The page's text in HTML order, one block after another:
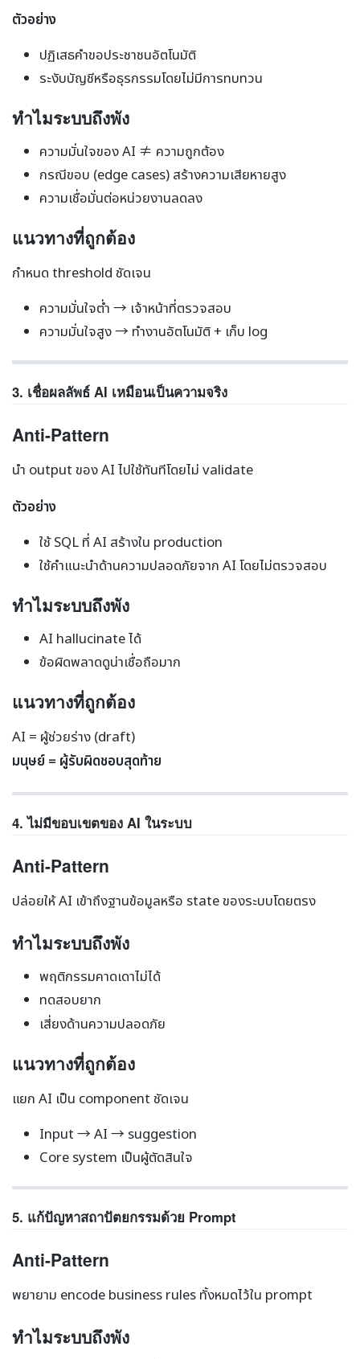
ตัวอย่าง
ปฏิเสธคำขอประชาชนอัตโนมัติ
ระงับบัญชีหรือธุรกรรมโดยไม่มีการทบทวน
ทำไมระบบถึงพัง
ความมั่นใจของ AI ≠ ความถูกต้อง
กรณีขอบ (edge cases) สร้างความเสียหายสูง
ความเชื่อมั่นต่อหน่วยงานลดลง
แนวทางที่ถูกต้อง
กำหนด threshold ชัดเจน
ความมั่นใจต่ำ → เจ้าหน้าที่ตรวจสอบ
ความมั่นใจสูง → ทำงานอัตโนมัติ + เก็บ log
3. เชื่อผลลัพธ์ AI เหมือนเป็นความจริง
Anti-Pattern
นำ output ของ AI ไปใช้ทันทีโดยไม่ validate
ตัวอย่าง
ใช้ SQL ที่ AI สร้างใน production
ใช้คำแนะนำด้านความปลอดภัยจาก AI โดยไม่ตรวจสอบ
ทำไมระบบถึงพัง
AI hallucinate ได้
ข้อผิดพลาดดูน่าเชื่อถือมาก
แนวทางที่ถูกต้อง
AI = ผู้ช่วยร่าง (draft)
มนุษย์ = ผู้รับผิดชอบสุดท้าย
4. ไม่มีขอบเขตของ AI ในระบบ
Anti-Pattern
ปล่อยให้ AI เข้าถึงฐานข้อมูลหรือ state ของระบบโดยตรง
ทำไมระบบถึงพัง
พฤติกรรมคาดเดาไม่ได้
ทดสอบยาก
เสี่ยงด้านความปลอดภัย
แนวทางที่ถูกต้อง
แยก AI เป็น component ชัดเจน
Input → AI → suggestion
Core system เป็นผู้ตัดสินใจ
5. แก้ปัญหาสถาปัตยกรรมด้วย Prompt
Anti-Pattern
พยายาม encode business rules ทั้งหมดไว้ใน prompt
ทำไมระบบถึงพัง